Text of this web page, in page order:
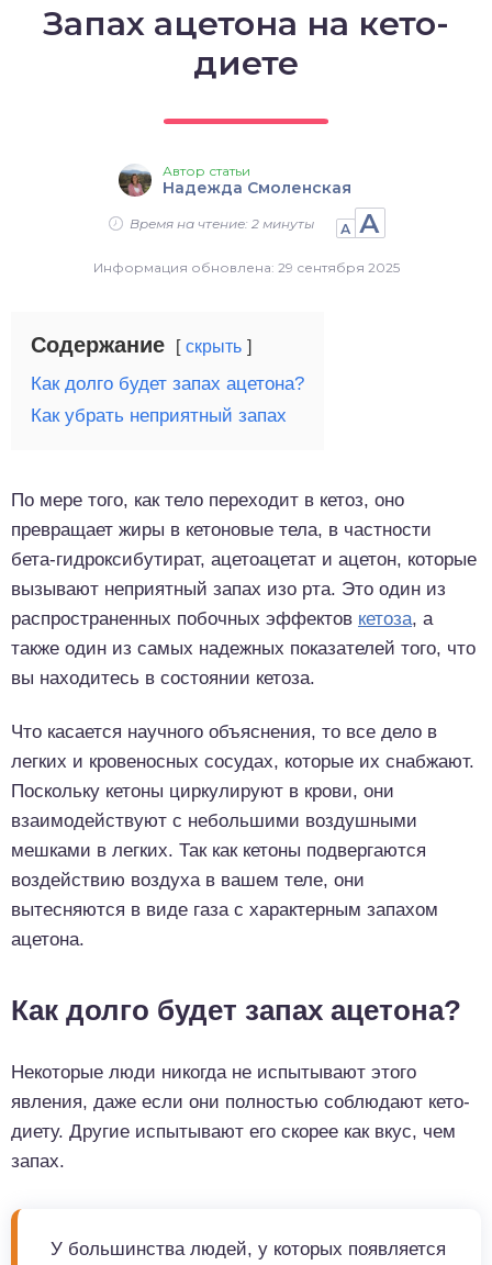
Запах ацетона на кето-
диете
Автор статьи
Надежда Смоленская
Время на чтение: 2 минуты А А
Информация обновлена: 29 сентября 2025
Содержание скрыть
Как долго будет запах ацетона?
Как убрать неприятный запах
По мере того, как тело переходит в кетоз, оно
превращает жиры в кетоновые тела, в частности
бета-гидроксибутират, ацетоацетат и ацетон, которые
вызывают неприятный запах изо рта. Это один из
распространенных побочных эффектов кетоза, а
также один из самых надежных показателей того, что
вы находитесь в состоянии кетоза.
Что касается научного объяснения, то все дело в
легких и кровеносных сосудах, которые их снабжают.
Поскольку кетоны циркулируют в крови, они
взаимодействуют с небольшими воздушными
мешками в легких. Так как кетоны подвергаются
воздействию воздуха в вашем теле, они
вытесняются в виде газа с характерным запахом
ацетона.
Как долго будет запах ацетона?
Некоторые люди никогда не испытывают этого
явления, даже если они полностью соблюдают кето-
диету. Другие испытывают его скорее как вкус, чем
запах.
У большинства людей, у которых появляется
выпечка